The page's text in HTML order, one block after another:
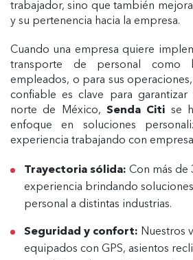
trabajador, sino que también
y su pertenencia hacia la empresa.
Cuando una empresa quiere
transporte de personal como
empleados, o para sus
confiable es clave para
norte de México, Senda Citi se
enfoque en soluciones
experiencia trabajando con
Trayectoria sólida: Con más de
experiencia brindando
personal a distintas industrias.
Seguridad y confort: Nuestros
equipados con GPS, asientos